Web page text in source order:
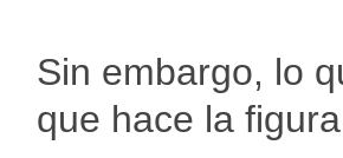
Sin embargo, lo
que hace la